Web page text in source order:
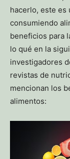
hacerlo, este es
consumiendo
beneficios para
lo qué en la
investigadores
revistas de
mencionan los
alimentos: